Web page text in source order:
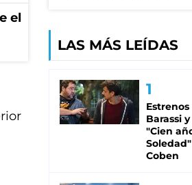
el
LAS MÁS LEÍDAS
Estrenos
Barassi
"Cien
Coben